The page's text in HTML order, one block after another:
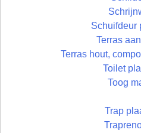
Schuifdeur
Terras
Terras hout,
Toilet
Toog
Trap